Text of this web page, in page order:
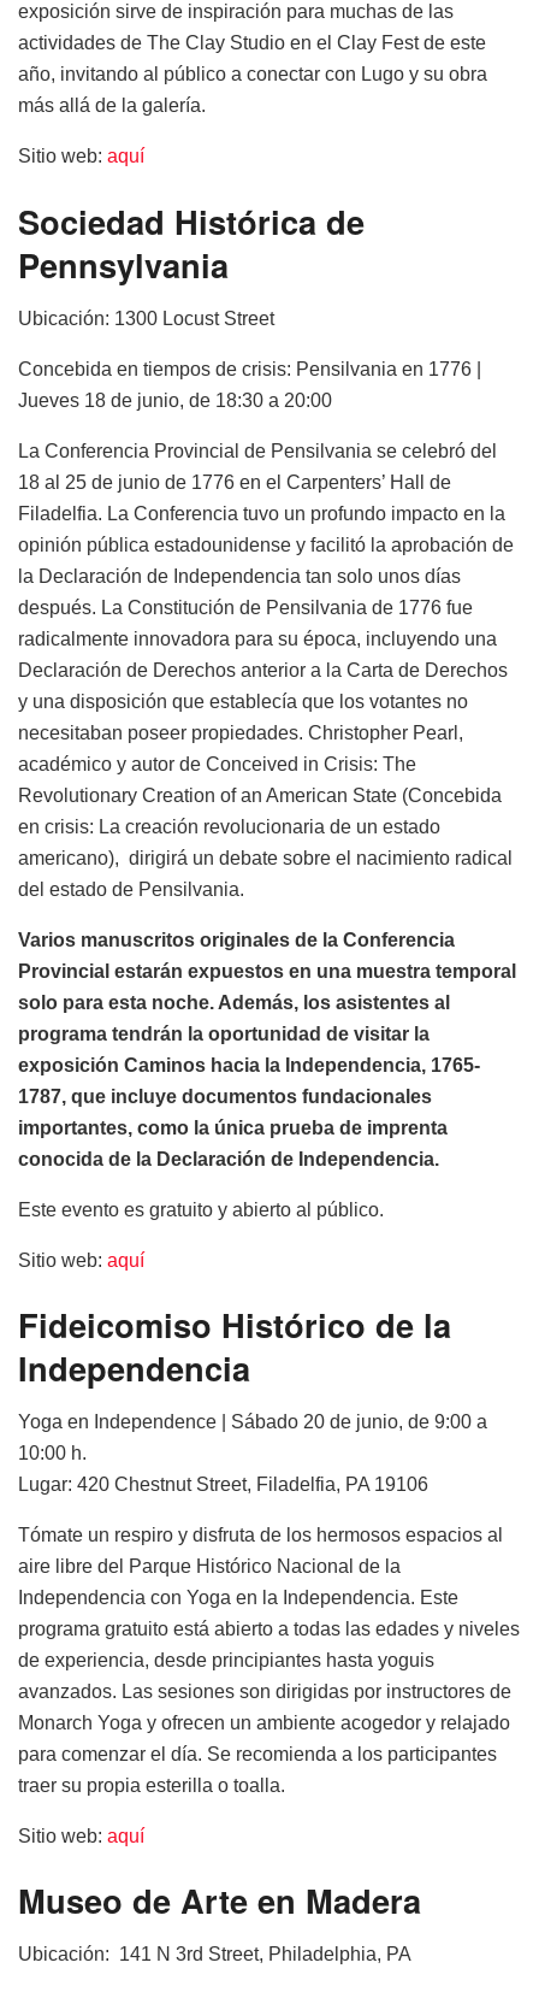
exposición sirve de inspiración para muchas de las
actividades de The Clay Studio en el Clay Fest de este
año, invitando al público a conectar con Lugo y su obra
más allá de la galería.
Sitio web: aquí
Sociedad Histórica de
Pennsylvania
Ubicación: 1300 Locust Street
Concebida en tiempos de crisis: Pensilvania en 1776
Jueves 18 de junio, de 18:30 a 20:00
La Conferencia Provincial de Pensilvania se celebró del
18 al 25 de junio de 1776 en el Carpenters’ Hall de
Filadelfia. La Conferencia tuvo un profundo impacto en la
opinión pública estadounidense y facilitó la aprobación de
la Declaración de Independencia tan solo unos días
después. La Constitución de Pensilvania de 1776 fue
radicalmente innovadora para su época, incluyendo una
Declaración de Derechos anterior a la Carta de Derechos
y una disposición que establecía que los votantes no
necesitaban poseer propiedades. Christopher Pearl,
académico y autor de Conceived in Crisis: The
Revolutionary Creation of an American State (Concebida
en crisis: La creación revolucionaria de un estado
americano), dirigirá un debate sobre el nacimiento radical
del estado de Pensilvania.
Varios manuscritos originales de la Conferencia
Provincial estarán expuestos en una muestra temporal
solo para esta noche. Además, los asistentes al
programa tendrán la oportunidad de visitar la
exposición Caminos hacia la Independencia, 1765-
1787, que incluye documentos fundacionales
importantes, como la única prueba de imprenta
conocida de la Declaración de Independencia.
Este evento es gratuito y abierto al público.
Sitio web: aquí
Fideicomiso Histórico de la
Independencia
Yoga en Independence | Sábado 20 de junio, de 9:00 a
10:00 h.
Lugar: 420 Chestnut Street, Filadelfia, PA 19106
Tómate un respiro y disfruta de los hermosos espacios al
aire libre del Parque Histórico Nacional de la
Independencia con Yoga en la Independencia. Este
programa gratuito está abierto a todas las edades y niveles
de experiencia, desde principiantes hasta yoguis
avanzados. Las sesiones son dirigidas por instructores de
Monarch Yoga y ofrecen un ambiente acogedor y relajado
para comenzar el día. Se recomienda a los participantes
traer su propia esterilla o toalla.
Sitio web: aquí
Museo de Arte en Madera
Ubicación: 141 N 3rd Street, Philadelphia, PA